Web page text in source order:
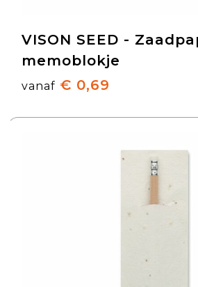
VISON SEED -
memoblokje
vanaf € 0,69